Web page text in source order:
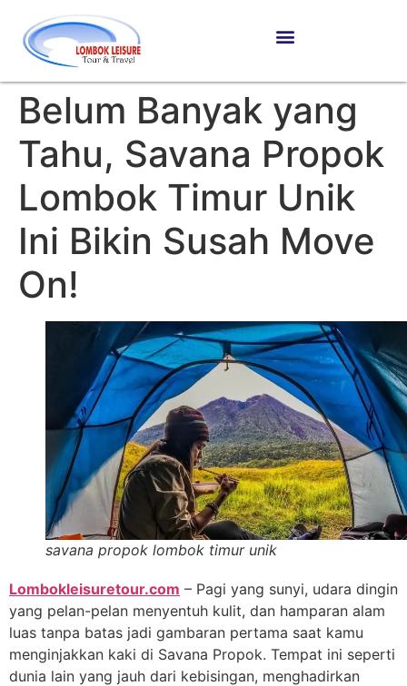
Belum Banyak yang
Tahu, Savana Propok
Lombok Timur Unik
Ini Bikin Susah Move
On!
savana propok lombok timur unik
Lombokleisuretour.com – Pagi yang sunyi, udara dingin
yang pelan-pelan menyentuh kulit, dan hamparan alam
luas tanpa batas jadi gambaran pertama saat kamu
menginjakkan kaki di Savana Propok. Tempat ini seperti
dunia lain yang jauh dari kebisingan, menghadirkan